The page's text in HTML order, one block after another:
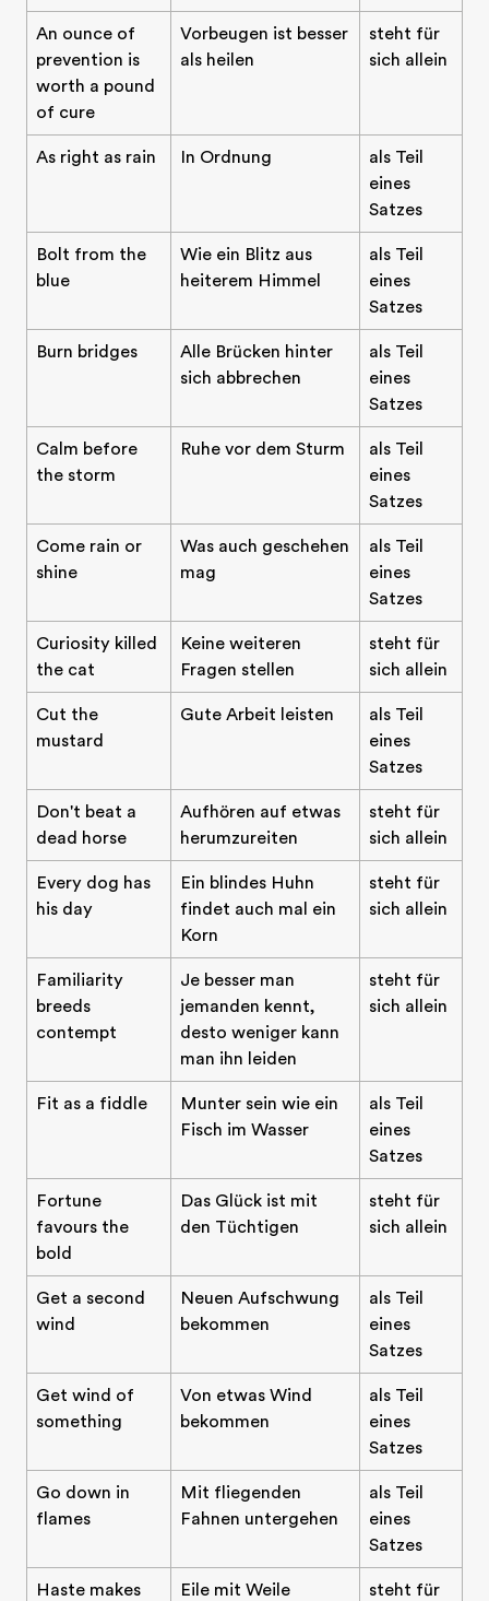
An ounce of
prevention is
worth a pound
of cure
Vorbeugen ist besser
als heilen
steht für
sich allein
As right as rain In Ordnung
als Teil
eines
Satzes
Bolt from the
blue
Wie ein Blitz aus
heiterem Himmel
als Teil
eines
Satzes
Burn bridges
Alle Brücken hinter
sich abbrechen
als Teil
eines
Satzes
Calm before
the storm
Ruhe vor dem Sturm
als Teil
eines
Satzes
Come rain or
shine
Was auch geschehen
mag
als Teil
eines
Satzes
Curiosity killed
the cat
Keine weiteren
Fragen stellen
steht für
sich allein
Cut the
mustard
Gute Arbeit leisten
als Teil
eines
Satzes
Don't beat a
dead horse
Aufhören auf etwas
herumzureiten
steht für
sich allein
Every dog has
his day
Ein blindes Huhn
findet auch mal ein
Korn
steht für
sich allein
Familiarity
breeds
contempt
Je besser man
jemanden kennt,
desto weniger kann
man ihn leiden
steht für
sich allein
Fit as a fiddle
Munter sein wie ein
Fisch im Wasser
als Teil
eines
Satzes
Fortune
favours the
bold
Das Glück ist mit
den Tüchtigen
steht für
sich allein
Get a second
wind
Neuen Aufschwung
bekommen
als Teil
eines
Satzes
Get wind of
something
Von etwas Wind
bekommen
als Teil
eines
Satzes
Go down in
flames
Mit fliegenden
Fahnen untergehen
als Teil
eines
Satzes
Haste makes
Eile mit Weile
steht für